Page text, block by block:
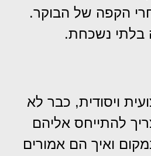
הקפה של הבוקר.
בלתי נשכחת.
ויסודית, כבר לא
להתייחס אליהם
ואיך הם אמורים